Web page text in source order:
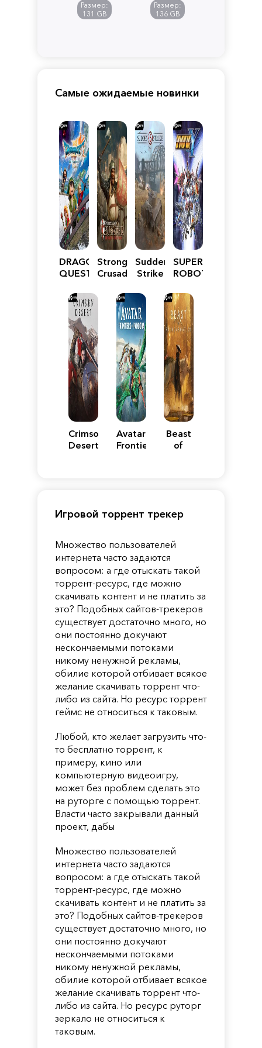
Размер:
131 GB
Pandora
Размер:
136 GB
Самые ожидаемые новинки
DRAGON
QUEST
Reimagined
Stronghold
Crusader:
Edition
Sudden
Strike
SUPER
ROBOT
Y
Crimson
Desert
Avatar:
Frontiers
Beast
of
Игровой торрент трекер
Множество пользователей
интернета часто задаются
вопросом: а где отыскать такой
торрент-ресурс, где можно
скачивать контент и не платить за
это? Подобных сайтов-трекеров
существует достаточно много, но
они постоянно докучают
нескончаемыми потоками
никому ненужной рекламы,
обилие которой отбивает всякое
желание скачивать торрент что-
либо из сайта. Но ресурс торрент
геймс не относиться к таковым.
Любой, кто желает загрузить что-
то бесплатно торрент, к
примеру, кино или
компьютерную видеоигру,
может без проблем сделать это
на руторге с помощью торрент.
Власти часто закрывали данный
проект, дабы
Множество пользователей
интернета часто задаются
вопросом: а где отыскать такой
торрент-ресурс, где можно
скачивать контент и не платить за
это? Подобных сайтов-трекеров
существует достаточно много, но
они постоянно докучают
нескончаемыми потоками
никому ненужной рекламы,
обилие которой отбивает всякое
желание скачивать торрент что-
либо из сайта. Но ресурс руторг
зеркало не относиться к
таковым.